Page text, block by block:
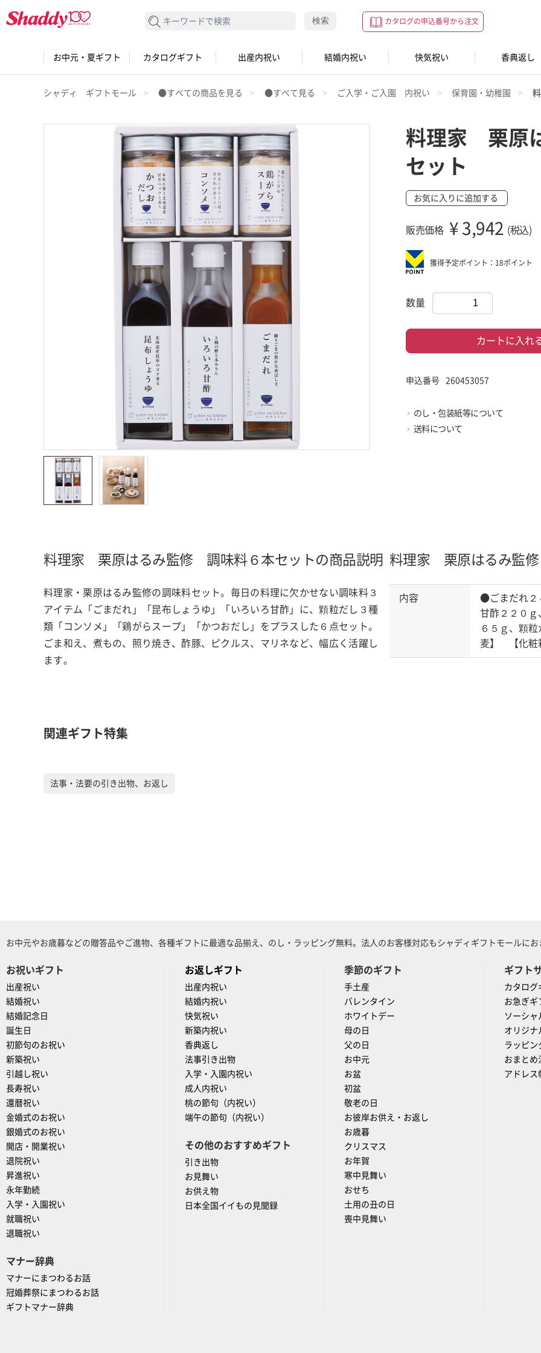
カタログの申込番号から注文
検索する 検索
お中元・夏ギフト カタログギフト 出産内祝い 結婚内祝い 快気祝い 香典返し
シャディ ギフトモール ●すべての商品を見る ●すべて見る ご入学・ご入園 内祝い 保育園・幼稚園
料理家 栗原
セット
お気に入りに追加する
販売価格 ¥ 3,942 (税込)
獲得予定ポイント：18ポイント
数量
カートに入れ
申込番号 260453057
のし・包装紙等について
送料について
料理家 栗原はるみ監修 調味料６本セットの商品説明
料理家・栗原はるみ監修の調味料セット。毎日の料理に欠かせない調味料３
アイテム「ごまだれ」「昆布しょうゆ」「いろいろ甘酢」に、顆粒だし３種
類「コンソメ」「鶏がらスープ」「かつおだし」をプラスした６点セット。
ごま和え、煮もの、照り焼き、酢豚、ピクルス、マリネなど、幅広く活躍し
ます。
料理家 栗原はるみ監
内容
●ごまだれ２
甘酢２２０ｇ
６５ｇ、顆
麦】 【化粧
関連ギフト特集
法事・法要の引き出物、お返し
お中元やお歳暮などの贈答品やご進物、各種ギフトに最適な品揃え、のし・ラッピング無料。法人のお客様対応もシャディギフトモールに
お祝いギフト
出産祝い
結婚祝い
結婚記念日
誕生日
初節句のお祝い
新築祝い
引越し祝い
長寿祝い
還暦祝い
金婚式のお祝い
銀婚式のお祝い
開店・開業祝い
退院祝い
昇進祝い
永年勤続
入学・入園祝い
就職祝い
退職祝い
マナー辞典
マナーにまつわるお話
冠婚葬祭にまつわるお話
ギフトマナー辞典
お返しギフト
出産内祝い
結婚内祝い
快気祝い
新築内祝い
香典返し
法事引き出物
入学・入園内祝い
成人内祝い
桃の節句（内祝い）
端午の節句（内祝い）
その他のおすすめギフト
引き出物
お見舞い
お供え物
日本全国イイもの見聞録
季節のギフト
手土産
バレンタイン
ホワイトデー
母の日
父の日
お中元
お盆
初盆
敬老の日
お彼岸お供え・お返し
お歳暮
クリスマス
お年賀
寒中見舞い
おせち
土用の丑の日
喪中見舞い
ギフト
カタログ
お急ぎギ
ソーシャ
オリジナ
ラッピン
おまとめ
アドレス